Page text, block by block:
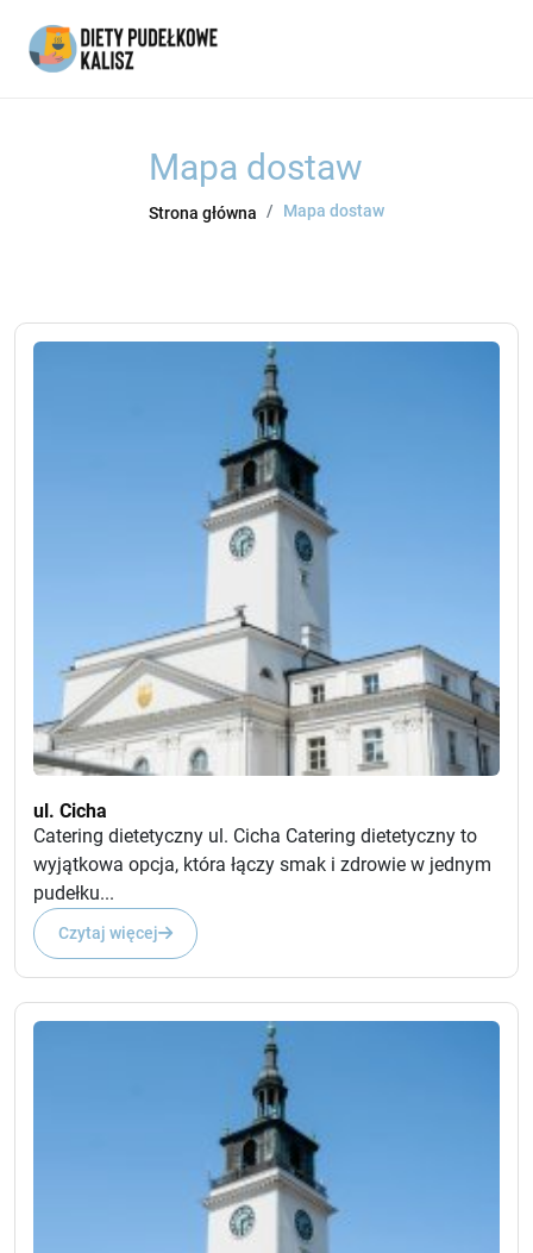
Mapa dostaw
Strona główna Mapa dostaw
ul. Cicha
Catering dietetyczny ul. Cicha Catering dietetyczny to
wyjątkowa opcja, która łączy smak i zdrowie w jednym
pudełku...
Czytaj więcej